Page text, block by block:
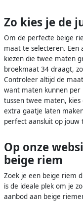
Zo kies je de
Om de perfecte beige
maat te selecteren.
kiezen die twee maten
broekmaat 34 draagt,
Controleer altijd de
want maten kunnen per
tussen twee maten,
extra gaatje laten
perfect aansluit op jouw
Op onze
beige riem
Zoek je een beige riem
is de ideale plek om je
aanbod aan beige